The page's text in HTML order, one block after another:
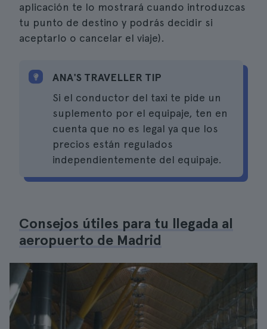
aplicación te lo mostrará cuando introduzcas
tu punto de destino y podrás decidir si
aceptarlo o cancelar el viaje).
ANA'S TRAVELLER TIP
Si el conductor del taxi te pide un
suplemento por el equipaje, ten en
cuenta que no es legal ya que los
precios están regulados
independientemente del equipaje.
Consejos útiles para tu llegada al
aeropuerto de Madrid